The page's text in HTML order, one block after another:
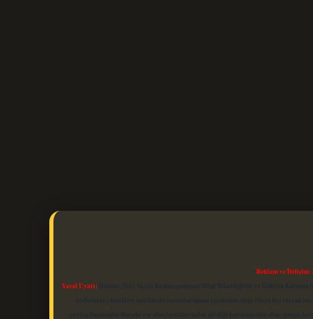
Reklam ve İletişim:
Yasal Uyarı:Sitemiz, 5651 Sayılı Kanun gereğince Bilgi Teknolojileri ve İletişim Kurumu